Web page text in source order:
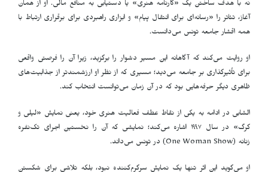
نه با هدف ساختن یک «کارنامه هنری» یا دستیابی به منافع مالی. او از همان
آغاز، تئاتر را «رسانه‌ای برای انتقال پیام» و ابزاری راهبردی برای برقراری ارتباط با
همه اقشار جامعه تونس می‌دانست.
او روایت می‌کند که آگاهانه این مسیر دشوار را برگزید، زیرا آن را فرصتی واقعی
برای تأثیرگذاری بر جامعه می‌دید؛ مسیری که از نظر او ارزشمندتر از جذابیت‌های
ظاهری دیگر حرفه‌هایی بود که در آن زمان می‌توانست انتخاب کند.
الشابی در ادامه به یکی از نقاط عطف فعالیت هنری خود، یعنی نمایش «لیلی و
گرگ» در سال ۱۹۹۷ اشاره می‌کند؛ نمایشی که آن را نخستین اجرای تک‌نفره
زنانه (One Woman Show) در تونس می‌داند.
او می‌گوید این اثر تنها یک نمایش سرگرم‌کننده نبود، بلکه تلاشی برای شکستن